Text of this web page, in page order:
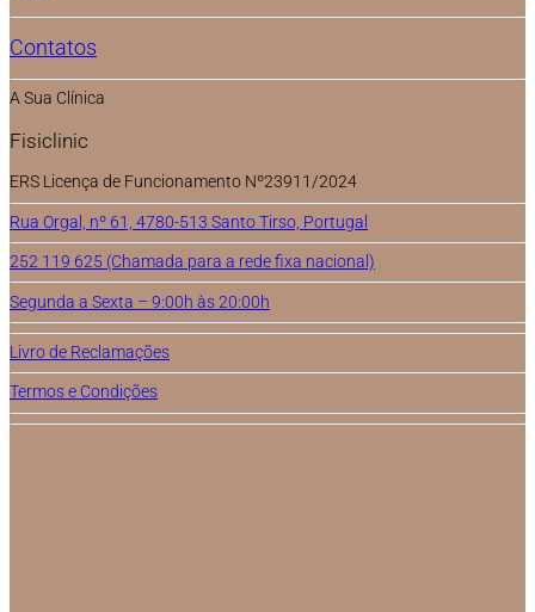
Contatos
A Sua Clínica
Fisiclinic
ERS Licença de Funcionamento Nº23911/2024
Rua Orgal, nº 61, 4780-513 Santo Tirso, Portugal
252 119 625 (Chamada para a rede fixa nacional)
Segunda a Sexta – 9:00h às 20:00h
Livro de Reclamações
Termos e Condições